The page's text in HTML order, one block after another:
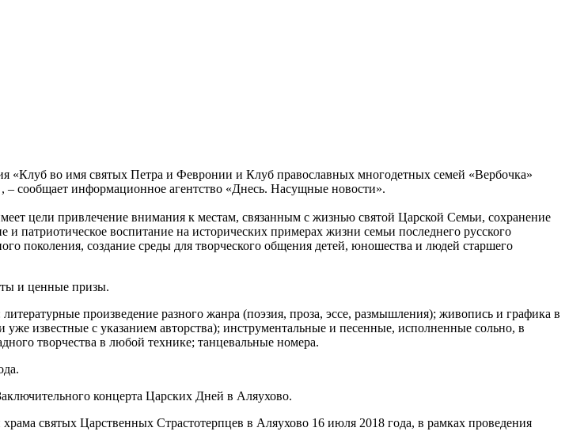
«Клуб во имя святых Петра и Февронии и Клуб православных многодетных семей «Вербочка»
сообщает информационное агентство «Днесь. Насущные новости».
цели привлечение внимания к местам, связанным с жизнью святой Царской Семьи, сохранение
воспитание на исторических примерах жизни семьи последнего русского
поколения, создание среды для творческого общения детей, юношества и людей старшего
и ценные призы.
произведение разного жанра (поэзия, проза, эссе, размышления); живопись и графика в
известные с указанием авторства); инструментальные и песенные, исполненные сольно, в
творчества в любой технике; танцевальные номера.
концерта Царских Дней в Аляухово.
святых Царственных Страстотерпцев в Аляухово 16 июля 2018 года, в рамках проведения